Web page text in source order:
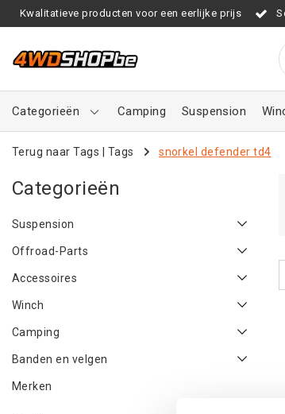
Kwalitatieve producten voor een eerlijke prijs
Categorieën Camping Suspension
Terug naar Tags Tags snorkel defender td4
Categorieën
Suspension
Offroad-Parts
Accessoires
Winch
Camping
Banden en velgen
Merken